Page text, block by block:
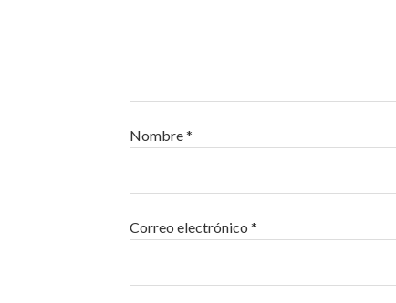
Nombre*
Correo electrónico *